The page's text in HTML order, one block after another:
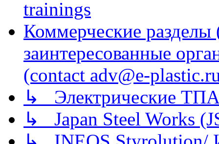
trainings
Коммерческие
заинтересованные
(contact adv@e-
↳ Электрические
↳ Japan Steel Works